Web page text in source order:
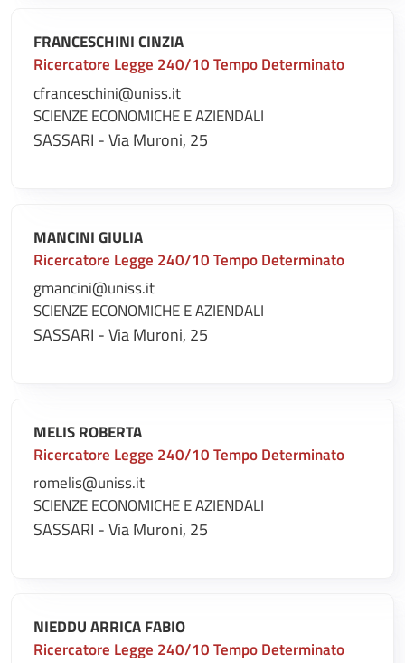
FRANCESCHINI CINZIA
Ricercatore Legge 240/10 Tempo Determinato
cfranceschini@uniss.it
SCIENZE ECONOMICHE E AZIENDALI
SASSARI - Via Muroni, 25
MANCINI GIULIA
Ricercatore Legge 240/10 Tempo Determinato
gmancini@uniss.it
SCIENZE ECONOMICHE E AZIENDALI
SASSARI - Via Muroni, 25
MELIS ROBERTA
Ricercatore Legge 240/10 Tempo Determinato
romelis@uniss.it
SCIENZE ECONOMICHE E AZIENDALI
SASSARI - Via Muroni, 25
NIEDDU ARRICA FABIO
Ricercatore Legge 240/10 Tempo Determinato